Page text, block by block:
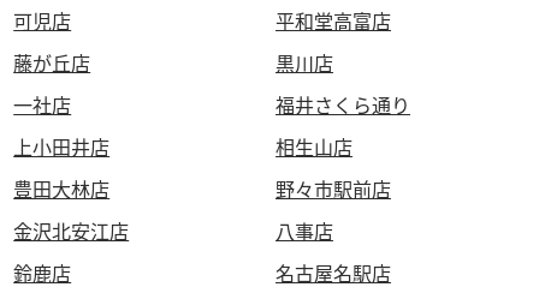
可児店
平和堂高富店
藤が丘店
黒川店
一社店
福井さくら通り
上小田井店
相生山店
豊田大林店
野々市駅前店
金沢北安江店
八事店
鈴鹿店
名古屋名駅店